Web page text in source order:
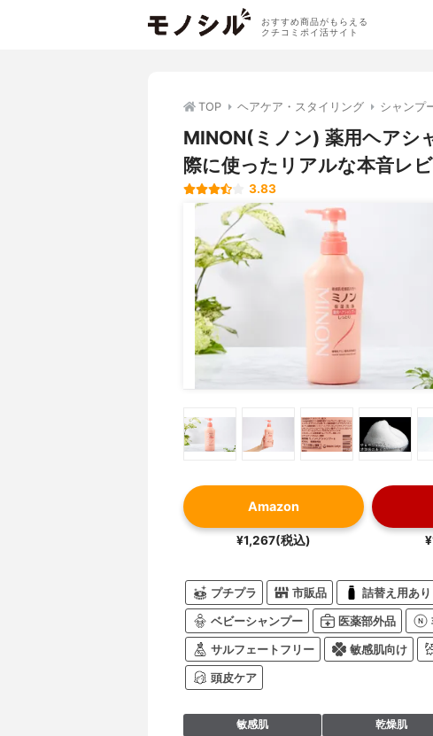
おすすめ商品がもらえる
クチコミポイ活サイト
TOP ヘアケア・スタイリング シャンプ
MINON(ミノン) 薬用ヘアシ
際に使ったリアルな本音レ
3.83
Amazon
¥1,267(税込)
プチプラ 市販品 詰替え用あり
ベビーシャンプー 医薬部外品
サルフェートフリー 敏感肌向け
頭皮ケア
敏感肌 乾燥肌